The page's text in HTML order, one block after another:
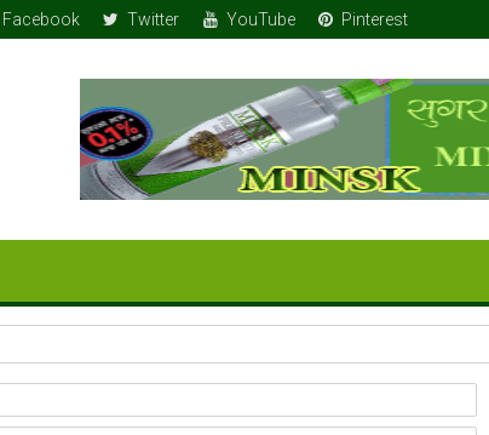
Facebook Twitter YouTube Pinterest
छिमेकको उपहार